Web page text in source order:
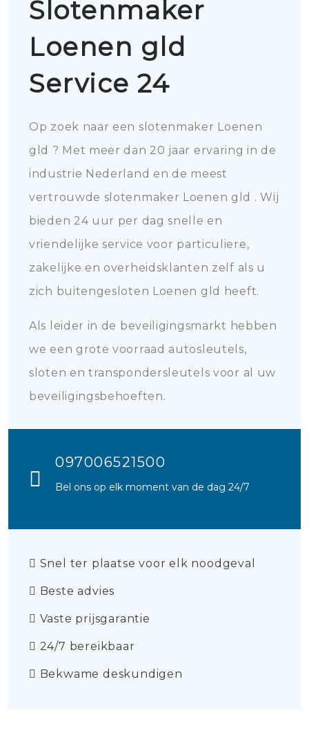
Slotenmaker
Loenen gld
Service 24
Op zoek naar een slotenmaker Loenen
gld ? Met meer dan 20 jaar ervaring in de
industrie Nederland en de meest
vertrouwde slotenmaker Loenen gld . Wij
bieden 24 uur per dag snelle en
vriendelijke service voor particuliere,
zakelijke en overheidsklanten zelf als u
zich buitengesloten Loenen gld heeft.
Als leider in de beveiligingsmarkt hebben
we een grote voorraad autosleutels,
sloten en transpondersleutels voor al uw
beveiligingsbehoeften.
097006521500
Bel ons op elk moment van de dag 24/7
Snel ter plaatse voor elk noodgeval
Beste advies
Vaste prijsgarantie
24/7 bereikbaar
Bekwame deskundigen